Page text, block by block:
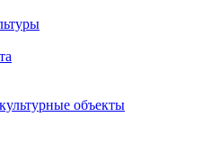
объекты